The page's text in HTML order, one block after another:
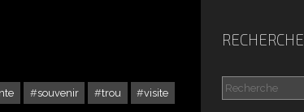
souvenir trou
visite
RECHERCHE